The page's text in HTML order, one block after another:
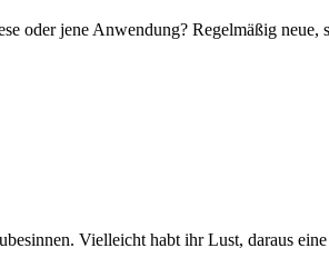
oder jene Anwendung? Regelmäßig neue,
Vielleicht habt ihr Lust, daraus